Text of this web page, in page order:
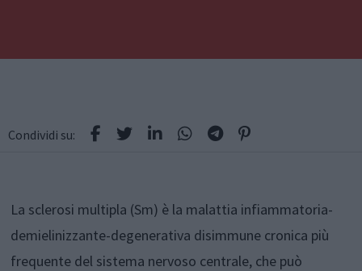
Condividi su:
La sclerosi multipla (Sm) è la malattia infiammatoria-
demielinizzante-degenerativa disimmune cronica più
frequente del sistema nervoso centrale, che può